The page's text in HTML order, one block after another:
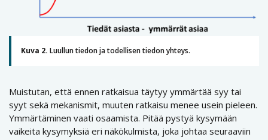
Kuva 2. Luullun tiedon ja todellisen tiedon yhteys.
Muistutan, että ennen ratkaisua täytyy ymmärtää syy tai
syyt sekä mekanismit, muuten ratkaisu menee usein pieleen.
Ymmärtäminen vaati osaamista. Pitää pystyä kysymään
vaikeita kysymyksiä eri näkökulmista, joka johtaa seuraaviin